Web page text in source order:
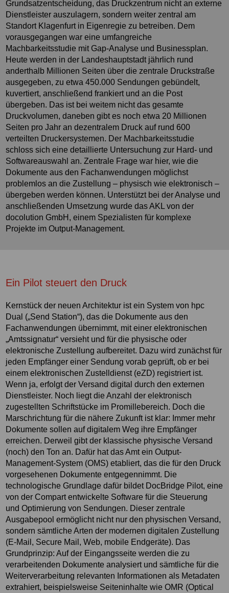
Grundsatzentscheidung, das Druckzentrum nicht an externe
Dienstleister auszulagern, sondern weiter zentral am
Standort Klagenfurt in Eigenregie zu betreiben. Dem
vorausgegangen war eine umfangreiche
Machbarkeitsstudie mit Gap-Analyse und Businessplan.
Heute werden in der Landeshauptstadt jährlich rund
anderthalb Millionen Seiten über die zentrale Druckstraße
ausgegeben, zu etwa 450.000 Sendungen gebündelt,
kuvertiert, anschließend frankiert und an die Post
übergeben. Das ist bei weitem nicht das gesamte
Druckvolumen, daneben gibt es noch etwa 20 Millionen
Seiten pro Jahr an dezentralem Druck auf rund 600
verteilten Druckersystemen. Der Machbarkeitsstudie
schloss sich eine detaillierte Untersuchung zur Hard- und
Softwareauswahl an. Zentrale Frage war hier, wie die
Dokumente aus den Fachanwendungen möglichst
problemlos an die Zustellung – physisch wie elektronisch –
übergeben werden können. Unterstützt bei der Analyse und
anschließenden Umsetzung wurde das AKL von der
docolution GmbH, einem Spezialisten für komplexe
Projekte im Output-Management.
Ein Pilot steuert den Druck
Kernstück der neuen Architektur ist ein System von hpc
Dual („Send Station“), das die Dokumente aus den
Fachanwendungen übernimmt, mit einer elektronischen
„Amtssignatur“ versieht und für die physische oder
elektronische Zustellung aufbereitet. Dazu wird zunächst für
jeden Empfänger einer Sendung vorab geprüft, ob er bei
einem elektronischen Zustelldienst (eZD) registriert ist.
Wenn ja, erfolgt der Versand digital durch den externen
Dienstleister. Noch liegt die Anzahl der elektronisch
zugestellten Schriftstücke im Promillebereich. Doch die
Marschrichtung für die nähere Zukunft ist klar: Immer mehr
Dokumente sollen auf digitalem Weg ihre Empfänger
erreichen. Derweil gibt der klassische physische Versand
(noch) den Ton an. Dafür hat das Amt ein Output-
Management-System (OMS) etabliert, das die für den Druck
vorgesehenen Dokumente entgegennimmt. Die
technologische Grundlage dafür bildet DocBridge Pilot, eine
von der Compart entwickelte Software für die Steuerung
und Optimierung von Sendungen. Dieser zentrale
Ausgabepool ermöglicht nicht nur den physischen Versand,
sondern sämtliche Arten der modernen digitalen Zustellung
(E-Mail, Secure Mail, Web, mobile Endgeräte). Das
Grundprinzip: Auf der Eingangsseite werden die zu
verarbeitenden Dokumente analysiert und sämtliche für die
Weiterverarbeitung relevanten Informationen als Metadaten
extrahiert, beispielsweise Seiteninhalte wie OMR (Optical